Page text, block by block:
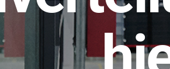
Robust im Alltag,